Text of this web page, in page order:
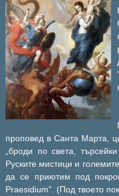
проповед в Санта Марта,
„броди по света,
Руските мистици и
да се приютим под
Praesidium". (Под твоето